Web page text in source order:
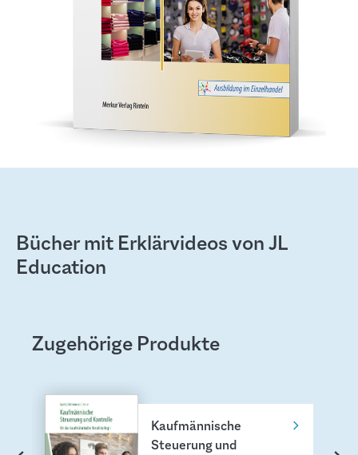
Bücher mit Erklärvideos von JL
Education
Produktgalerie überspringen
Zugehörige Produkte
Kaufmännische
Steuerung und